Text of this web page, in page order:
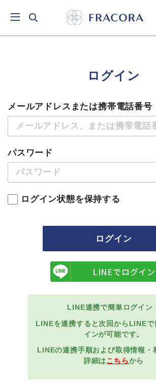
ログイン
メールアドレスまたは携帯電話番号
パスワード
ログイン状態を保持する
LINEでログイン
LINE連携で簡単ログイン
LINEを連携すると次回からLINEで
インが可能です。
LINEの連携手順および取得情報・
詳細はこちらから